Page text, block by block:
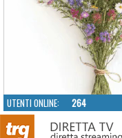
UTENTI ONLINE: 264